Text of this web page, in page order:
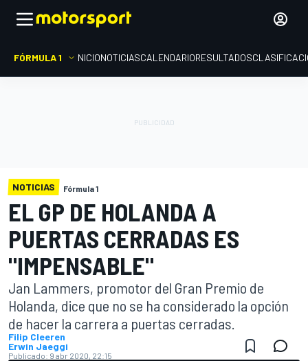
FÓRMULA 1 INICIONOTICIASCALENDARIORESULTADOS
NOTICIAS Fórmula 1
EL GP DE HOLANDA A
PUERTAS CERRADAS ES
"IMPENSABLE"
Jan Lammers, promotor del Gran Premio de
Holanda, dice que no se ha considerado la opción
de hacer la carrera a puertas cerradas.
Filip Cleeren
Erwin Jaeggi
Publicado: 9 abr 2020, 22:15